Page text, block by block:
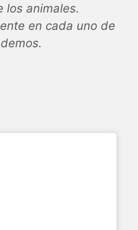
los animales.
en cada uno de